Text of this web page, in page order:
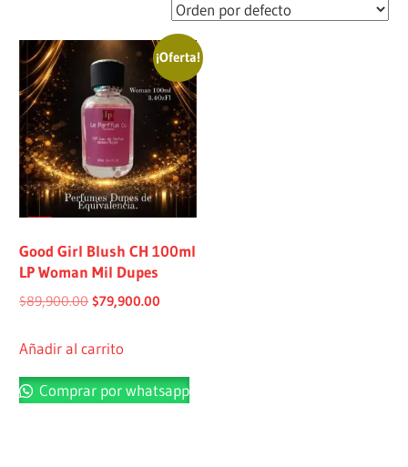
¡Oferta!
Good Girl Blush CH 100ml
LP Woman Mil Dupes
$89,900.00 $79,900.00
Añadir al carrito
Comprar por whatsapp